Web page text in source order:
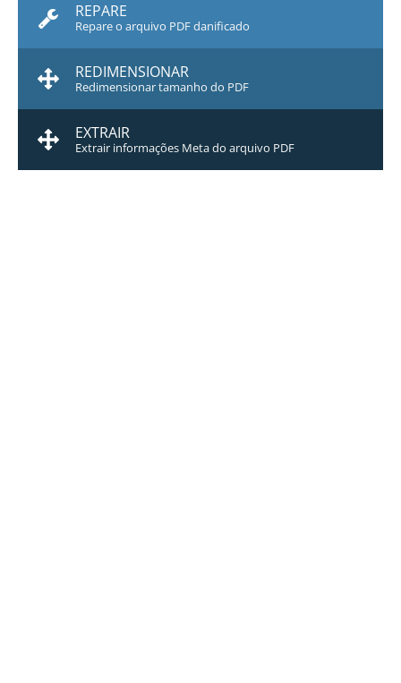
REPARE
Repare o arquivo PDF danificado
REDIMENSIONAR
Redimensionar tamanho do PDF
EXTRAIR
Extrair informações Meta do arquivo PDF